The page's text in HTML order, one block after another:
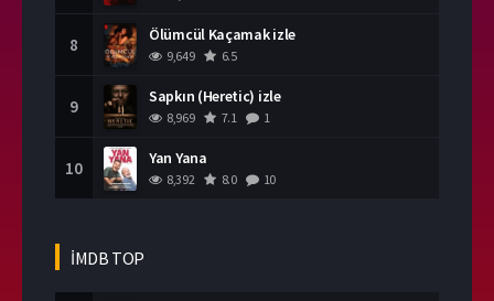
8 Ölümcül Kaçamak izle
9,649 6.5
9 Sapkın (Heretic) izle
8,969 7.1 1
10 Yan Yana
8,392 8.0 10
İMDB TOP